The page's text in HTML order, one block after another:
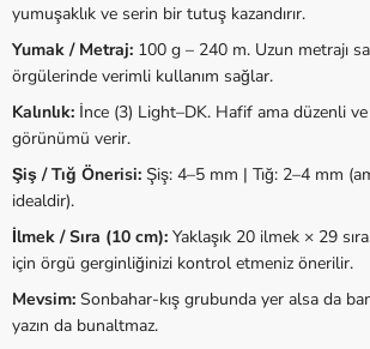
yumuşaklık ve serin bir tutuş kazandırır.
Yumak / Metraj: 100 g – 240 m. Uzun metrajı
örgülerinde verimli kullanım sağlar.
Kalınlık: İnce (3) Light–DK. Hafif ama düzenli ve
görünümü verir.
Şiş / Tığ Önerisi: Şiş: 4–5 mm | Tığ: 2–4 mm
idealdir).
İlmek / Sıra (10 cm): Yaklaşık 20 ilmek × 29
için örgü gerginliğinizi kontrol etmeniz önerilir.
Mevsim: Sonbahar-kış grubunda yer alsa da
yazın da bunaltmaz.